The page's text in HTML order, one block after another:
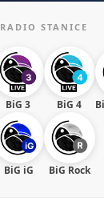
RADIO STANICE
BiG 3 BiG 4
BiG iG BiG Rock